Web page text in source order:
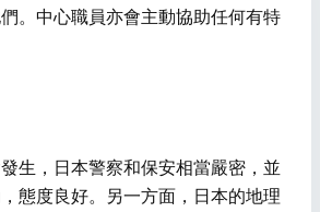
。中心職員亦會主動協助任何有特
生，日本警察和保安相當嚴密，並
態度良好。另一方面，日本的地理